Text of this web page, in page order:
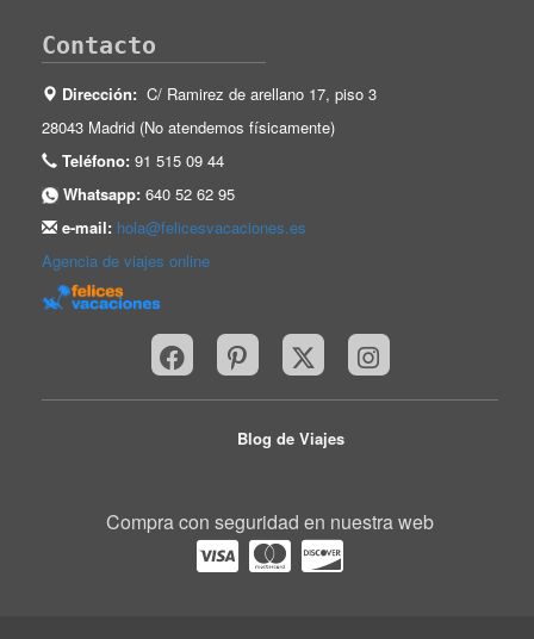
Contacto
Dirección: C/ Ramirez de arellano 17, piso 3
28043 Madrid (No atendemos físicamente)
Teléfono: 91 515 09 44
Whatsapp: 640 52 62 95
e-mail: hola@felicesvacaciones.es
Agencia de viajes online
Blog de Viajes
Compra con seguridad en nuestra web